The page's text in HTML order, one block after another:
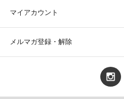
マイアカウント
メルマガ登録・解除